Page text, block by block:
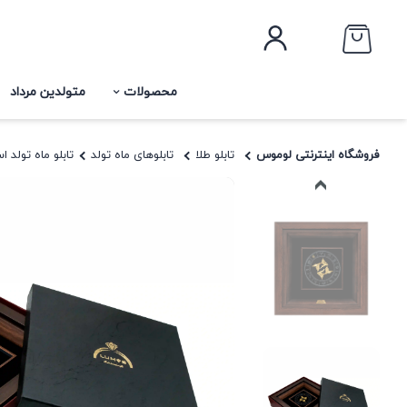
محصولات متولدین مرداد
فروشگاه اینترنتی لوموس تابلو طلا تابلوهای ماه تولد تابلو ماه تولد